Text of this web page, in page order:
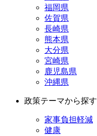
福岡県
佐賀県
長崎県
熊本県
大分県
宮崎県
鹿児島県
沖縄県
政策テーマから探す
家事負担軽減
健康